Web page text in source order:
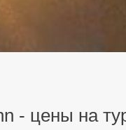
- цены на